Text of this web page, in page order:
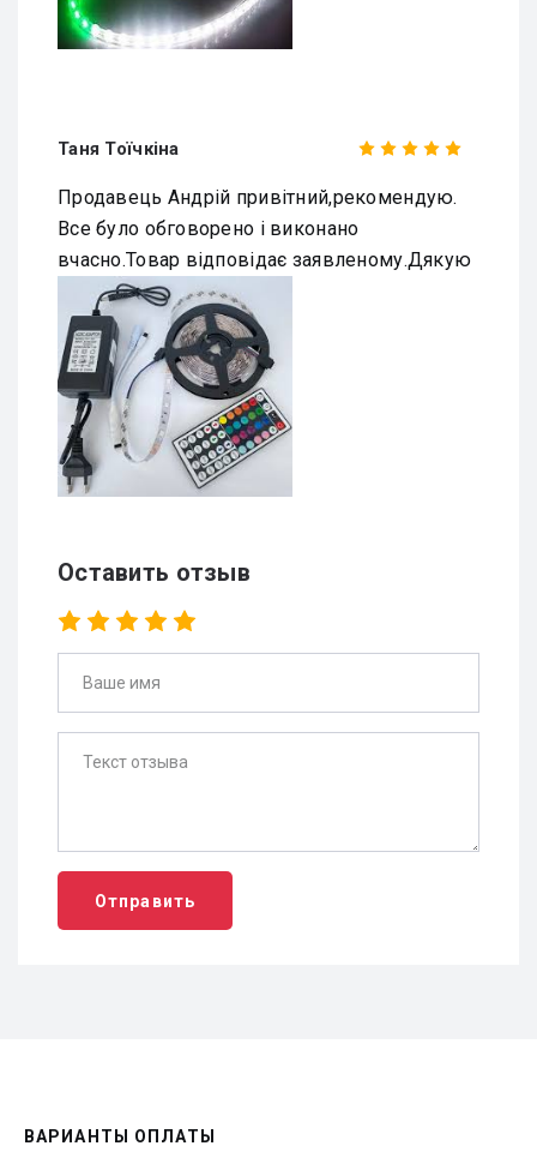
Таня Тоїчкіна
Продавець Андрій привітний,рекомендую.
Все було обговорено і виконано
вчасно.Товар відповідає заявленому.Дякую
Оставить отзыв
Отправить
ВАРИАНТЫ ОПЛАТЫ